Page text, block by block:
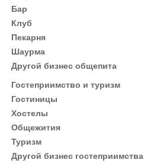
Бар
Клуб
Пекарня
Шаурма
Другой бизнес общепита
Гостеприимство и туризм
Гостиницы
Хостелы
Общежития
Туризм
Другой бизнес гостеприимства